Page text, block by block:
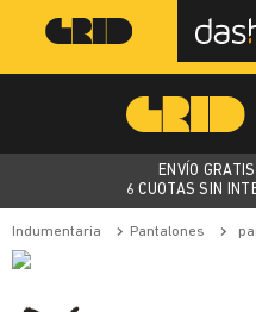
ENVÍO
6 CUOTAS SIN
indumentaria pantalones